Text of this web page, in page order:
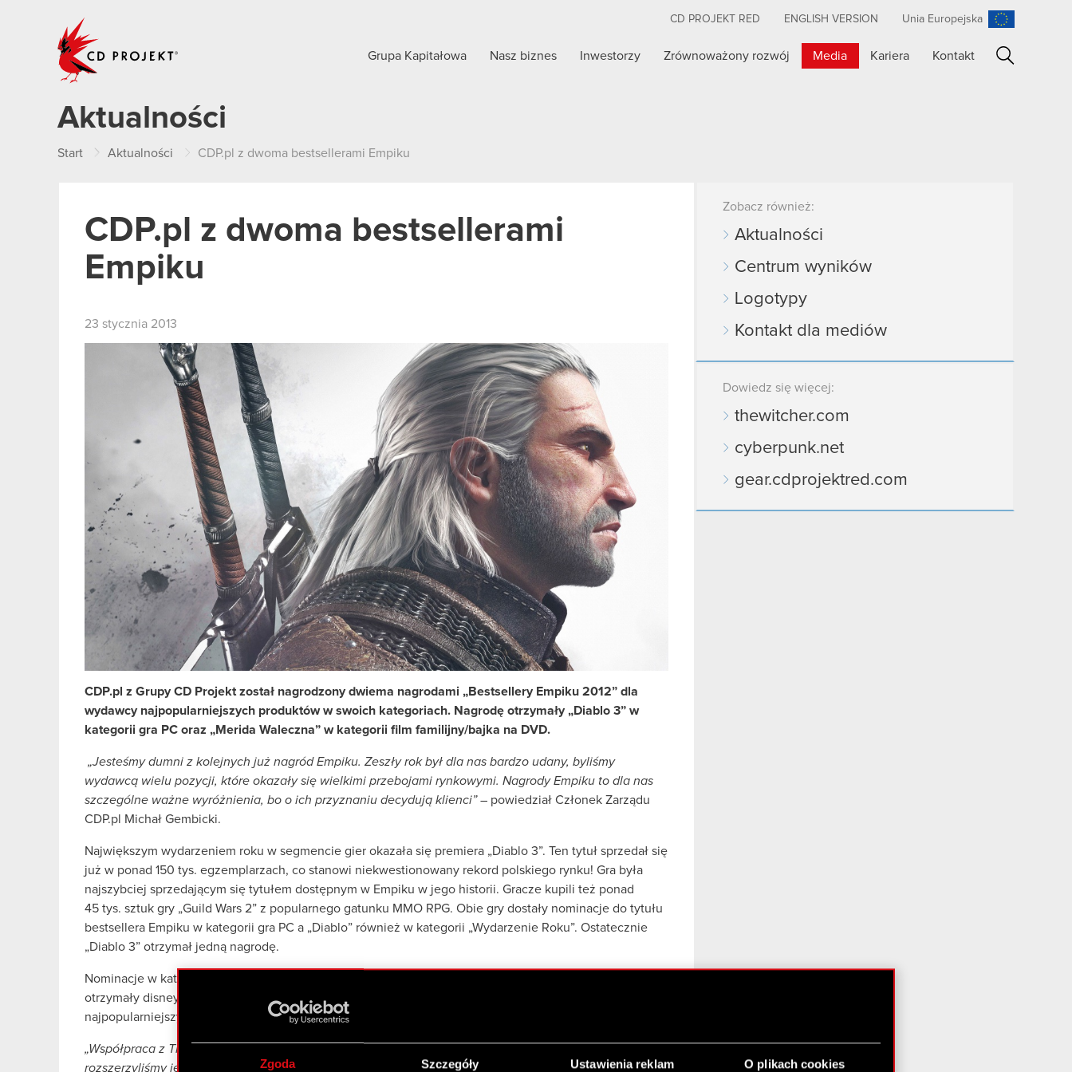
Zgoda Szczegóły Ustawienia reklam O plikach cookies
CD PROJEKT RED ENGLISH VERSION Unia Europejska
Grupa Kapitałowa Nasz biznes Inwestorzy Zrównoważony rozwój Media Kariera Kontakt
Aktualności
Start Aktualności CDP.pl z dwoma bestsellerami Empiku
CDP.pl z dwoma bestsellerami
Empiku
23 stycznia 2013
CDP.pl z Grupy CD Projekt został nagrodzony dwiema nagrodami „Bestsellery Empiku 2012” dla
wydawcy najpopularniejszych produktów w swoich kategoriach. Nagrodę otrzymały „Diablo 3” w
kategorii gra PC oraz „Merida Waleczna” w kategorii film familijny/bajka na DVD.
„Jesteśmy dumni z kolejnych już nagród Empiku. Zeszły rok był dla nas bardzo udany, byliśmy
wydawcą wielu pozycji, które okazały się wielkimi przebojami rynkowymi. Nagrody Empiku to dla nas
szczególne ważne wyróżnienia, bo o ich przyznaniu decydują klienci”– powiedział Członek Zarządu
CDP.pl Michał Gembicki.
Największym wydarzeniem roku w segmencie gier okazała się premiera „Diablo 3”. Ten tytuł sprzedał się
już w ponad 150 tys. egzemplarzach, co stanowi niekwestionowany rekord polskiego rynku! Gra była
najszybciej sprzedającym się tytułem dostępnym w Empiku w jego historii. Gracze kupili też ponad
45 tys. sztuk gry „Guild Wars 2” z popularnego gatunku MMO RPG. Obie gry dostały nominacje do tytułu
bestsellera Empiku w kategorii gra PC a „Diablo” również w kategorii „Wydarzenie Roku”. Ostatecznie
„Diablo 3” otrzymał jedną nagrodę.
Nominacje w kategorii dla największego przeboju 2012 r. w kategorii film familijny/bajka na DVD
otrzymały disneyowskie superprodukcje „Auta 2” oraz „Merida Waleczna”. Ostatecznie
najpopularniejszym filmem roku w tej kategorii okazała się „Merida”.
„Współpraca z The Walt Disney Company ma dla nas strategiczne znaczenie. Kilka tygodni temu
rozszerzyliśmy jej zakres o cyfrową dystrybucję gier, które pojawiły się na platformie CDP.pl i doskonale
Zobacz również:
Aktualności
Centrum wyników
Logotypy
Kontakt dla mediów
Dowiedz się więcej:
thewitcher.com
cyberpunk.net
gear.cdprojektred.com